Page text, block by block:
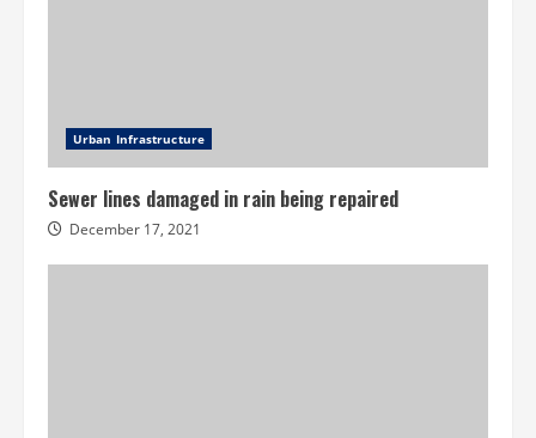
Urban Infrastructure
Sewer lines damaged in rain being repaired
December 17, 2021